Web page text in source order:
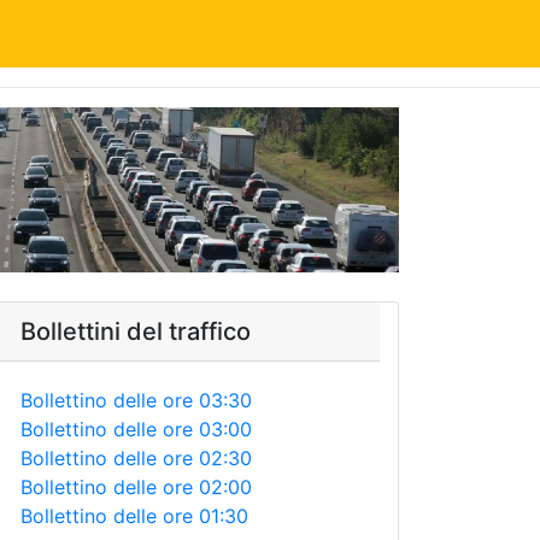
Bollettini del traffico
Bollettino delle ore 03:30
Bollettino delle ore 03:00
Bollettino delle ore 02:30
Bollettino delle ore 02:00
Bollettino delle ore 01:30